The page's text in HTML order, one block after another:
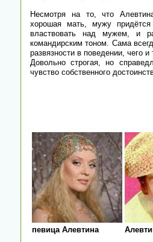
Несмотря на то, что
хорошая мать, мужу
властвовать над мужем, и
командирским тоном. Сама
развязности в поведении, чего
Довольно строгая, но
чувство собственного
певица Алевтина